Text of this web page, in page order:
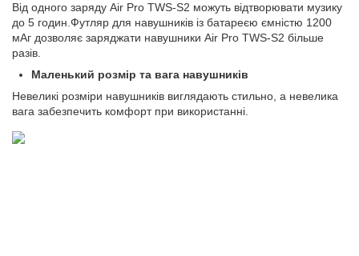
Від одного заряду Air Pro TWS-S2 можуть відтворювати музику
до 5 годин.Футляр для навушників із батареєю ємністю 1200
мАг дозволяє заряджати навушники Air Pro TWS-S2 більше
разів.
Маленький розмір та вага навушників
Невеликі розміри навушників виглядають стильно, а невелика
вага забезпечить комфорт при використанні.